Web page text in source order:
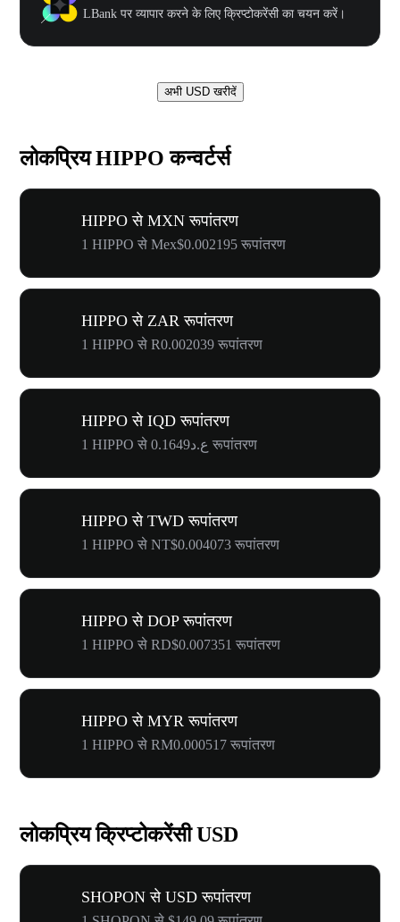
LBank पर व्यापार करने के लिए क्रिप्टोकरेंसी का चयन करें।
अभी USD खरीदें
लोकप्रिय HIPPO कन्वर्टर्स
HIPPO से MXN रूपांतरण
1 HIPPO से Mex$0.002195 रूपांतरण
HIPPO से ZAR रूपांतरण
1 HIPPO से R0.002039 रूपांतरण
HIPPO से IQD रूपांतरण
1 HIPPO से ع.د0.1649 रूपांतरण
HIPPO से TWD रूपांतरण
1 HIPPO से NT$0.004073 रूपांतरण
HIPPO से DOP रूपांतरण
1 HIPPO से RD$0.007351 रूपांतरण
HIPPO से MYR रूपांतरण
1 HIPPO से RM0.000517 रूपांतरण
लोकप्रिय क्रिप्टोकरेंसी USD
SHOPON से USD रूपांतरण